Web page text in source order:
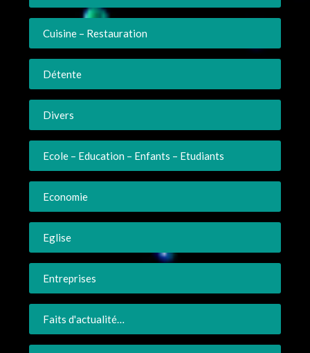
Cuisine – Restauration
Détente
Divers
Ecole – Education – Enfants – Etudiants
Economie
Eglise
Entreprises
Faits d'actualité…